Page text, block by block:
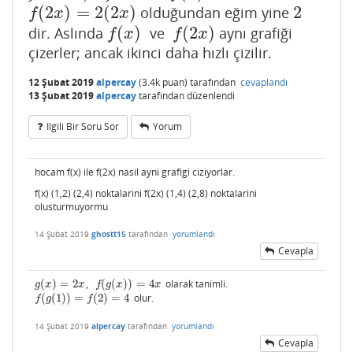
f(2x) = 2(2x)
f(2x)=2 2x olduğundan eğim yine 2
2
dir. Aslında f(x)
f(x) ve f(2x)
f(2x)
aynı grafiği
çizerler; ancak ikinci daha hızlı çizilir.
12 Şubat 2019alpercay(3.4k puan) tarafından cevaplandı
13 Şubat 2019alpercaytarafındandüzenlendi
Ilgili Bir Soru Sor Yorum
hocam f(x) ile f(2x) nasil ayni grafigi ciziyorlar.
f(x) (1,2) (2,4) noktalarini f(2x) (1,4) (2,8) noktalarini
olusturmuyormu
14 Şubat 2019 ghostt15 tarafından yorumlandı
Cevapla
g(x) = 2x
g(x)= 2x , f(g(x)) = 4x
f(g(x))=4 olarak tanimli.
f(g(1)) = f(2) = 4
f(g(1))=f 2)= 4 olur.
14 Şubat 2019 alpercay tarafından yorumlandı
Cevapla